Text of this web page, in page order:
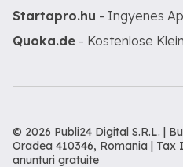
Startapro.hu - Ingyenes
Quoka.de - Kostenlose
© 2026 Publi24 Digital S.R.L. |
Oradea 410346, Romania | Tax
anunturi gratuite